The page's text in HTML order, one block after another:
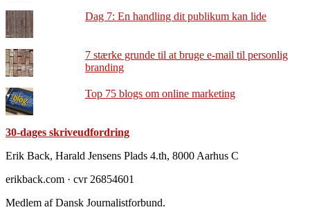
Dag 7: En handling dit publikum kan lide
7 stærke grunde til at bruge e-mail til personlig
branding
Top 75 blogs om online marketing
30-dages skriveudfordring
Footer
Erik Back, Harald Jensens Plads 4.th, 8000 Aarhus C
erikback.com · cvr 26854601
Medlem af Dansk Journalistforbund.